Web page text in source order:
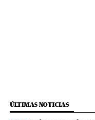
ÚLTIMAS NOTICIAS